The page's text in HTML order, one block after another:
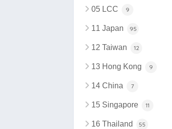
05 LCC 9
11 Japan 95
12 Taiwan 12
13 Hong Kong 9
14 China 7
15 Singapore 11
16 Thailand 55